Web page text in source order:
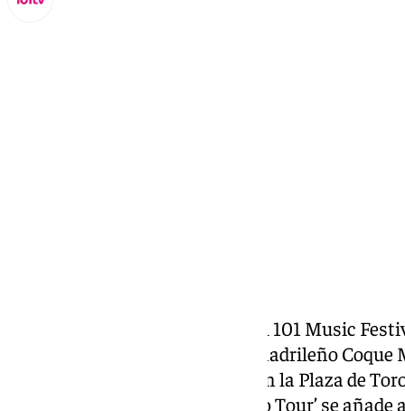
Ya hay tercera confirmación del 101 Music
celebrará en La Malagueta. El madrileño
12 de julio del próximo verano en la Plaza de
presentar la gira ’40 Aniversario Tour’ se